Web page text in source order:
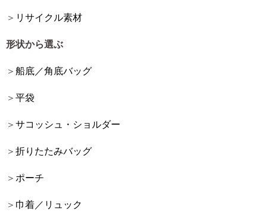
リサイクル素材
形状から選ぶ
船底／角底バッグ
平袋
サコッシュ・ショルダー
折りたたみバッグ
ポーチ
巾着／リュック